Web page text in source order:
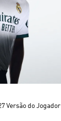
Versão do Jogador